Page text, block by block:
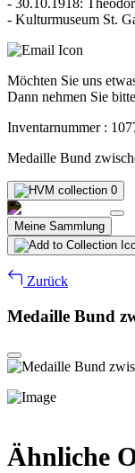
- Kulturmuseum St.
Möchten Sie uns
Dann nehmen Sie
Inventarnummer :
Medaille Bund
0
Meine Sammlung
Zurück
Medaille Bund
Ähnliche